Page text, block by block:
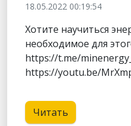
18.05.2022 00:19:54
Хотите научиться
необходимое для
https://t.me/
https://youtu.be/
Читать